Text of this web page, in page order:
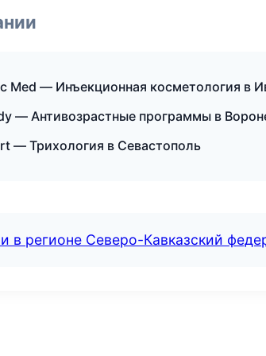
Med — Инъекционная косметология в
— Антивозрастные программы в
— Трихология в Севастополь
в регионе Северо-Кавказский